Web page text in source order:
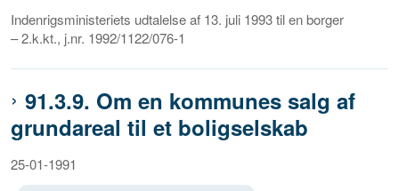
Indenrigsministeriets udtalelse af 13. juli 1993 til en borger
– 2.k.kt., j.nr. 1992/1122/076-1
91.3.9. Om en kommunes salg af
grundareal til et boligselskab
25-01-1991